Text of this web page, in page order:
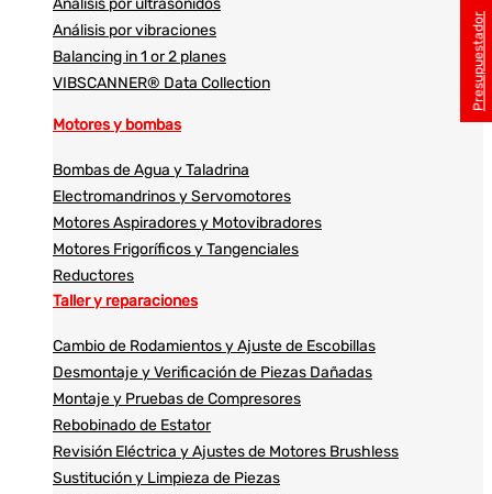
Análisis por ultrasonidos​​
Análisis por vibraciones
Balancing in 1 or 2 planes
VIBSCANNER® Data Collection
Motores y bombas
Bombas de Agua y Taladrina
Electromandrinos y Servomotores
Motores Aspiradores y Motovibradores
Motores Frigoríficos y Tangenciales
Reductores
Taller y reparaciones
Cambio de Rodamientos y Ajuste de Escobillas
Desmontaje y Verificación de Piezas Dañadas
Montaje y Pruebas de Compresores
Rebobinado de Estator
Revisión Eléctrica y Ajustes de Motores Brushless
Sustitución y Limpieza de Piezas
Presupuestador